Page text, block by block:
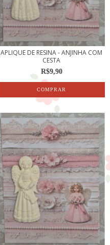
APLIQUE DE RESINA - ANJINHA COM
CESTA
R$9,90